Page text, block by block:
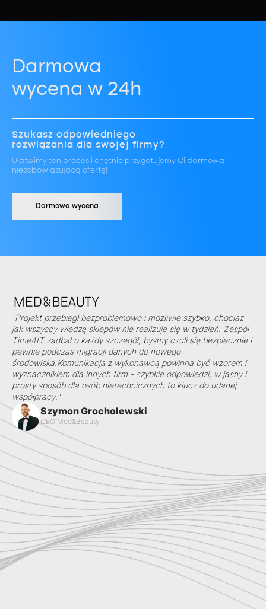
Darmowa
wycena w 24h
Szukasz odpowiedniego
rozwiązania dla swojej firmy?
Ułatwimy ten proces i chętnie przygotujemy Ci darmową i
niezobowiązującą ofertę!
Darmowa wycena
"Projekt przebiegł bezproblemowo i możliwie szybko, chociaż
jak wszyscy wiedzą sklepów nie realizuje się w tydzień. Zespół
Time4IT zadbał o każdy szczegół, byśmy czuli się bezpiecznie i
pewnie podczas migracji danych do nowego
środowiska.Komunikacja z wykonawcą powinna być wzorem i
wyznacznikiem dla innych firm - szybkie odpowiedzi, w jasny i
prosty sposób dla osób nietechnicznych to klucz do udanej
współpracy."
Szymon Grocholewski
CEO Med&Beauty